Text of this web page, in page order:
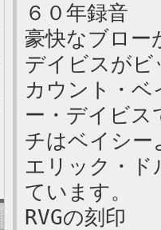
６０年録音
豪快なブロー
デイビスがビ
カウント・
ー・デイビス
チはベイシー
エリック・ド
ています。
RVGの刻印